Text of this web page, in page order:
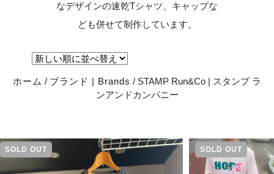
なデザインの速乾Tシャツ、キャップな
ども併せて制作しています。
ホーム / ブランド | Brands / STAMP Run&Co | スタンプ ラ
ンアンドカンパニー
SOLD OUT SOLD OUT